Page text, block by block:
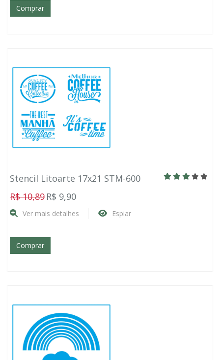
Comprar
Stencil Litoarte 17x21 STM-600
R$ 10,89 R$ 9,90
Ver mais detalhes Espiar
Comprar